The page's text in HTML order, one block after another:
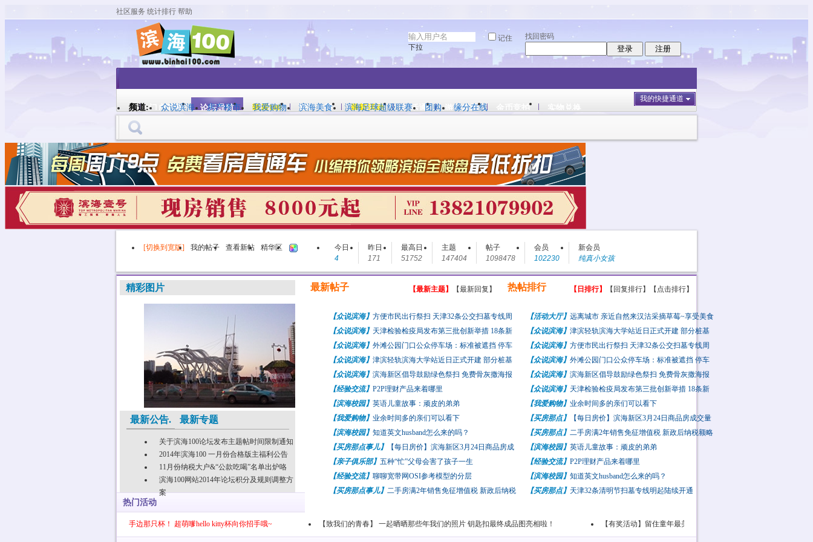
社区服务 统计排行 帮助
平板模式
下拉
记住 找回密码
登录 注册
我的快捷通道
门户滨海 论坛导航 新居100 精彩专题 最新活动 生活通 游戏农场 金币竞拍 实物兑换
频道: 众说滨海 房产楼市 我爱购物 滨海美食 滨海足球超级联赛 团购 缘分在线
帖子
滨海新区 塘沽 开发区 教主 外滩
[切换到宽版] 我的帖子 查看新帖 精华区
今日
4
昨日
171
最高日
51752
主题
147404
帖子
1098478
会员
102230
新会员
纯真小女孩
精彩图片
最新公告. 最新专题
关于滨海100论坛发布主题帖时间限制通知
2014年滨海100 一月份合格版主福利公告
11月份纳税大户&“公款吃喝”名单出炉咯
滨海100网站2014年论坛积分及规则调整方
案
热帖排行 【点击排行】
【回复排行】
【日排行】
【活动大厅】 远离城市 亲近自然来汉沽采摘草莓~享受美食
美景
【众说滨海】 津滨轻轨滨海大学站近日正式开建 部分桩基
结构已经施工
【众说滨海】 方便市民出行祭扫 天津32条公交扫墓专线周
六起陆续开通
【众说滨海】 外滩公园门口公众停车场：标准被遮挡 停车
收费分本地外地
【众说滨海】 滨海新区倡导鼓励绿色祭扫 免费骨灰撒海报
名现已启动
【众说滨海】 天津检验检疫局发布第三批创新举措 18条新
政力挺自贸区发
【我爱购物】 业余时间多的亲们可以看下
【买房那点】
【每日房价】滨海新区3月24日商品房成交量
价一览
【买房那点】 二手房满2年销售免征增值税 新政后纳税额略
微减少
【滨海校园】 英语儿童故事：顽皮的弟弟
【经验交流】 P2P理财产品来着哪里
【滨海校园】 知道英文husband怎么来的吗？
【买房那点】 天津32条清明节扫墓专线明起陆续开通
最新帖子 【最新回复】
【最新主题】
【众说滨海】 方便市民出行祭扫 天津32条公交扫墓专线周
六起陆续开通
【众说滨海】 天津检验检疫局发布第三批创新举措 18条新
政力挺自贸区发展
【众说滨海】 外滩公园门口公众停车场：标准被遮挡 停车
收费分本地外地
【众说滨海】 津滨轻轨滨海大学站近日正式开建 部分桩基
结构已经施工
【众说滨海】 滨海新区倡导鼓励绿色祭扫 免费骨灰撒海报
名现已启动
【经验交流】 P2P理财产品来着哪里
【滨海校园】 英语儿童故事：顽皮的弟弟
【我爱购物】 业余时间多的亲们可以看下
【滨海校园】 知道英文husband怎么来的吗？
【买房那点事儿】
【每日房价】滨海新区3月24日商品房成
交量价一览
【亲子俱乐部】 五种“忙”父母会害了孩子一生
【经验交流】 聊聊宽带网OSI参考模型的分层
【买房那点事儿】 二手房满2年销售免征增值税 新政后纳税
热门活动
【限时抢楼】说说你手边那只杯！ 超萌嗲hello kitty杯向你招手哦~ 【致我们的青春】 一起晒晒那些年我们的照片 钥匙扣最终成品图亮相啦！ 【有奖活动】留住童年最美瞬间 六一寻找滨海最美笑脸